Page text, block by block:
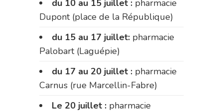
du 10 au 15 juillet : pharmacie
Dupont (place de la République)
du 15 au 17 juillet: pharmacie
Palobart (Laguépie)
du 17 au 20 juillet : pharmacie
Carnus (rue Marcellin-Fabre)
Le 20 juillet : pharmacie